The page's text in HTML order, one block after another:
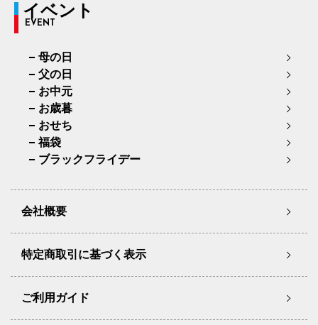
イベント
EVENT
母の日
父の日
お中元
お歳暮
おせち
福袋
ブラックフライデー
会社概要
特定商取引に基づく表示
ご利用ガイド